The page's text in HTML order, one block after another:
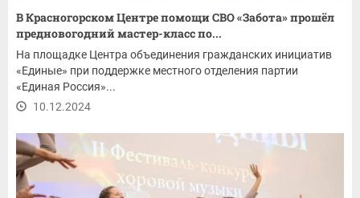
В Красногорском Центре помощи СВО «Забота» прошёл
предновогодний мастер-класс по...
На площадке Центра объединения гражданских инициатив
«Единые» при поддержке местного отделения партии
«Единая Россия»...
10.12.2024